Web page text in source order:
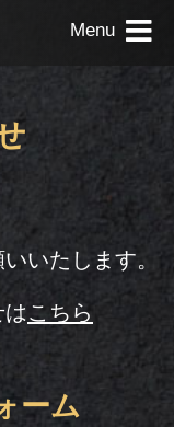
Menu
いたします。
こちら
ーム